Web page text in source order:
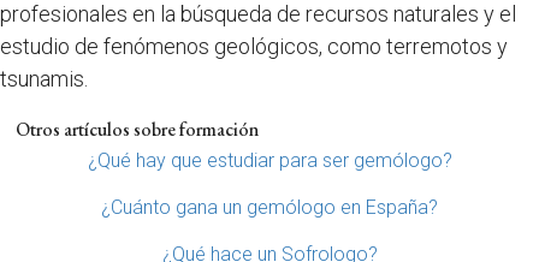
profesionales en la búsqueda de recursos naturales y el
estudio de fenómenos geológicos, como terremotos y
tsunamis.
Otros artículos sobre formación
¿Qué hay que estudiar para ser gemólogo?
¿Cuánto gana un gemólogo en España?
¿Qué hace un Sofrologo?